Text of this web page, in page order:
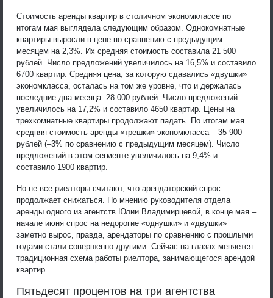
Стоимость аренды квартир в столичном экономклассе по
итогам мая выглядела следующим образом. Однокомнатные
квартиры выросли в цене по сравнению с предыдущим
месяцем на 2,3%. Их средняя стоимость составила 21 500
рублей. Число предложений увеличилось на 16,5% и составило
6700 квартир. Средняя цена, за которую сдавались «двушки»
экономкласса, осталась на том же уровне, что и держалась
последние два месяца: 28 000 рублей. Число предложений
увеличилось на 17,2% и составило 4650 квартир. Цены на
трехкомнатные квартиры продолжают падать. По итогам мая
средняя стоимость аренды «трешки» экономкласса – 35 900
рублей (–3% по сравнению с предыдущим месяцем). Число
предложений в этом сегменте увеличилось на 9,4% и
составило 1900 квартир.
Но не все риелторы считают, что арендаторский спрос
продолжает снижаться. По мнению руководителя отдела
аренды одного из агентств Юлии Владимирцевой, в конце мая –
начале июня спрос на недорогие «однушки» и «двушки»
заметно вырос, правда, арендаторы по сравнению с прошлыми
годами стали совершенно другими. Сейчас на глазах меняется
традиционная схема работы риелтора, занимающегося арендой
квартир.
Пятьдесят процентов на три агентства